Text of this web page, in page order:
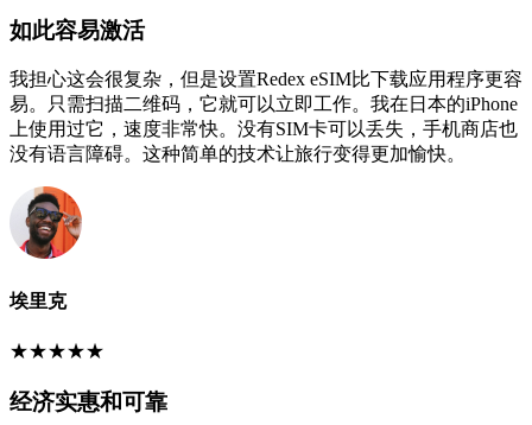
如此容易激活
我担心这会很复杂，但是设置Redex eSIM比下载应用程序更容
易。只需扫描二维码，它就可以立即工作。我在日本的iPhone
上使用过它，速度非常快。没有SIM卡可以丢失，手机商店也
没有语言障碍。这种简单的技术让旅行变得更加愉快。
埃里克
★★★★★
经济实惠和可靠